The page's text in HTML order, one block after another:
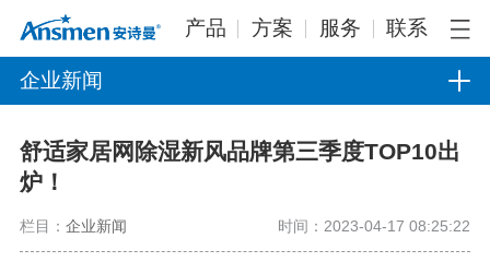
产品 方案 服务 联系
企业新闻
舒适家居网除湿新风品牌第三季度TOP10出
炉！
栏目： 企业新闻 时间：2023-04-17 08:25:22